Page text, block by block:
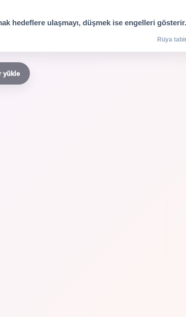
hedeflere ulaşmayı, düşmek ise engelleri gösterir.
Rüya
yükle